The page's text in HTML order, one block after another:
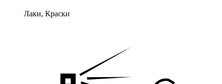
Лаки, Краски